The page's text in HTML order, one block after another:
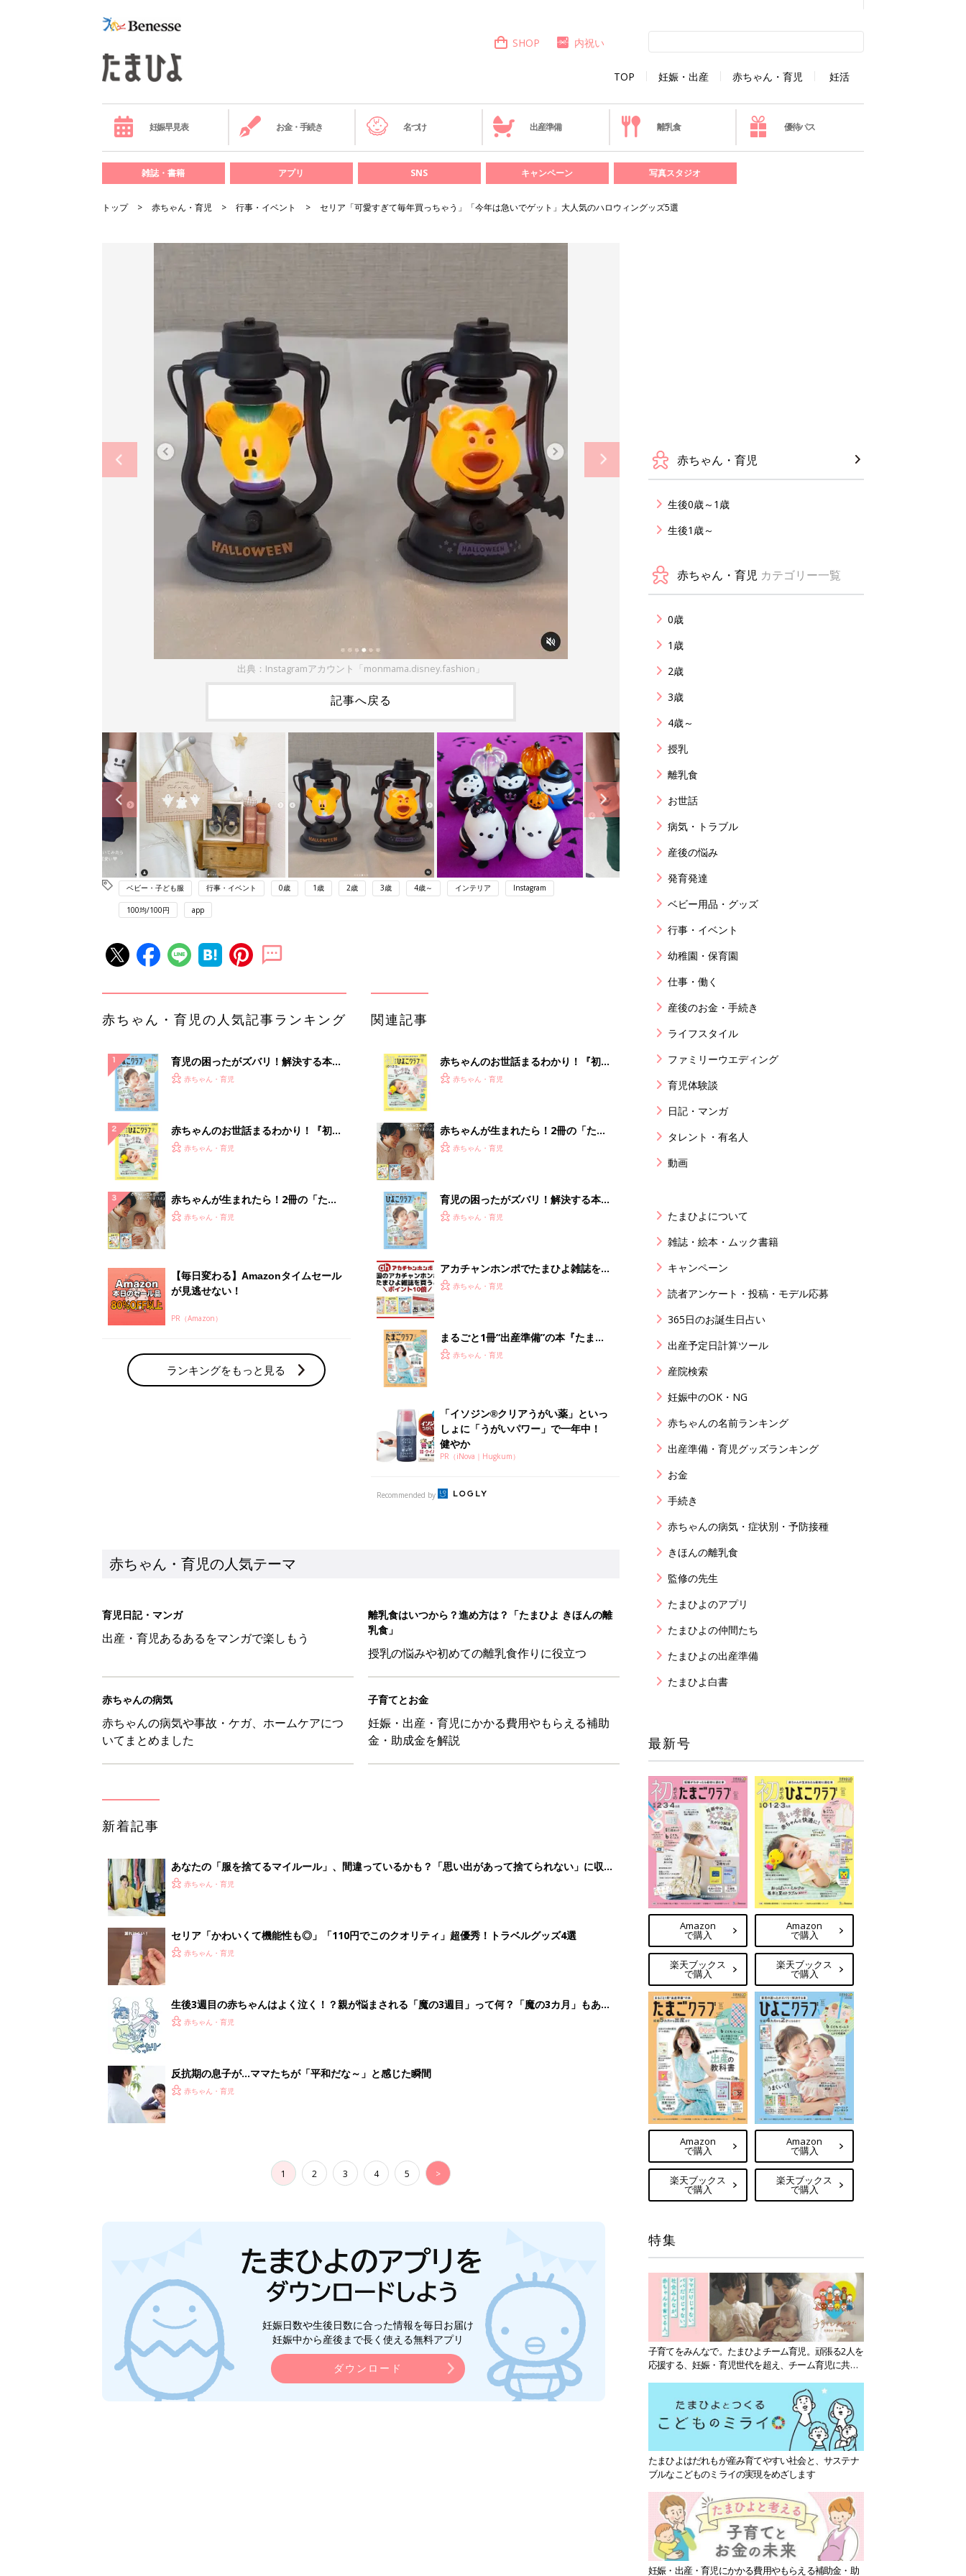
TOP 妊娠・出産 赤ちゃん・育児 妊活
SHOP 内祝い
妊娠早見表 お金・手続き 名づけ 出産準備 離乳食 優待パス
雑誌・書籍 アプリ SNS キャンペーン 写真スタジオ
トップ 赤ちゃん・育児 行事・イベント セリア「可愛すぎて毎年買っちゃう」「今年は急いでゲット」大人気のハロウィングッズ5選
出典：Instagramアカウント「monmama.disney.fashion」
記事へ戻る
ベビー・子ども服 行事・イベント 0歳 1歳 2歳 3歳 4歳～ インテリア Instagram
100均/100円 app
赤ちゃん・育児の人気記事ランキング
育児の困ったがズバリ！解決する本
『ひよこクラブ 夏号』 4カ月～2才
赤ちゃん・育児
赤ちゃんのお世話まるわかり！『初め
てのひよこクラブ 夏号』〈巻頭大特
解決テク
赤ちゃん・育児
赤ちゃんが生まれたら！2冊の「たま
ひよ」
赤ちゃん・育児
【毎日変わる】Amazonタイムセール
が見逃せない！
PR（Amazon）
ランキングをもっと見る
関連記事
赤ちゃんのお世話まるわかり！『初め
てのひよこクラブ 夏号』〈巻頭大特
解決テク
赤ちゃん・育児
赤ちゃんが生まれたら！2冊の「たま
ひよ」
赤ちゃん・育児
育児の困ったがズバリ！解決する本
『ひよこクラブ 夏号』 4カ月～2才
赤ちゃん・育児
アカチャンホンポでたまひよ雑誌を買
うとポイント10倍【期間限定】
赤ちゃん・育児
まるごと1冊“出産準備”の本『たまご
クラブ 夏号』〈スペシャル大特集〉
赤ちゃん・育児
「イソジン®クリアうがい薬」といっ
しょに「うがいパワー」で一年中！
健やか
PR（iNova｜Hugkum）
Recommended by
赤ちゃん・育児の人気テーマ
育児日記・マンガ
出産・育児あるあるをマンガで楽しもう
離乳食はいつから？進め方は？「たまひよ きほんの離
乳食」
授乳の悩みや初めての離乳食作りに役立つ
赤ちゃんの病気
赤ちゃんの病気や事故・ケガ、ホームケアにつ
いてまとめました
子育てとお金
妊娠・出産・育児にかかる費用やもらえる補助
金・助成金を解説
新着記事
あなたの「服を捨てるマイルール」、間違っているかも？「思い出があって捨てられない」に収納
スタイリストが喝！
赤ちゃん・育児
セリア「かわいくて機能性も◎」「110円でこのクオリティ」超優秀！トラベルグッズ4選
赤ちゃん・育児
生後3週目の赤ちゃんはよく泣く！？親が悩まされる「魔の3週目」って何？「魔の3カ月」もある
って本当？【専門家】
赤ちゃん・育児
反抗期の息子が...ママたちが「平和だな～」と感じた瞬間
赤ちゃん・育児
1 2 3 4 5 >
妊娠日数や生後日数に合った情報を毎日お届け
妊娠中から産後まで長く使える無料アプリ
ダウンロード
赤ちゃん・育児
生後0歳～1歳
生後1歳～
赤ちゃん・育児 カテゴリー一覧
0歳
1歳
2歳
3歳
4歳～
授乳
離乳食
お世話
病気・トラブル
産後の悩み
発育発達
ベビー用品・グッズ
行事・イベント
幼稚園・保育園
仕事・働く
産後のお金・手続き
ライフスタイル
ファミリーウエディング
育児体験談
日記・マンガ
タレント・有名人
動画
たまひよについて
雑誌・絵本・ムック書籍
キャンペーン
読者アンケート・投稿・モデル応募
365日のお誕生日占い
出産予定日計算ツール
産院検索
妊娠中のOK・NG
赤ちゃんの名前ランキング
出産準備・育児グッズランキング
お金
手続き
赤ちゃんの病気・症状別・予防接種
きほんの離乳食
監修の先生
たまひよのアプリ
たまひよの仲間たち
たまひよの出産準備
たまひよ白書
最新号
Amazon
で購入
楽天ブックス
で購入
Amazon
で購入
楽天ブックス
で購入
Amazon
で購入
楽天ブックス
で購入
Amazon
で購入
楽天ブックス
で購入
特集
子育てをみんなで。たまひよチーム育児。頑張る2人を
応援する、妊娠・育児世代を超え、チーム育児に共感
たまひよはだれもが産み育てやすい社会と、サステナ
ブルなこどものミライの実現をめざします
妊娠・出産・育児にかかる費用やもらえる補助金・助